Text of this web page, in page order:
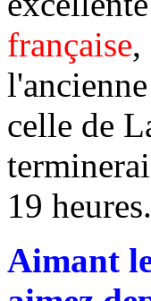
française,
celle de
19
Aimant